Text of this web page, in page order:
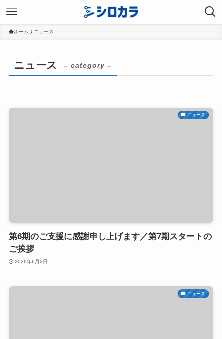
ホーム ニュース
ニュース – category –
ニュース
第6期のご支援に感謝申し上げます／第7期スタートの
ご挨拶
2026年6月2日
ニュース